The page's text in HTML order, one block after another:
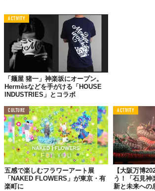
しない？
『LEXUS L.C.HUB×リトルプラネット「
PAINTING」』
「Prime marché」オーサムガーデン
【会場】オーサムガーデン ウエルカムプラ
井市桜台1丁目4番1）
【体験料】無料
※一般のお客様に向けた公開は、現時点で
の予定
Top
TABI LABO
ACTIVITY
「麺屋 猪一」神楽坂にオープン。
Hermèsなどを手がける「HOUSE
INDUSTRIES」とコラボ
CULTURE
五感で楽しむフラワーアート展
「NAKED FLOWERS」が東京・有
楽町に
ACTIVITY
【大阪万博
う！「石見神
新と未来への